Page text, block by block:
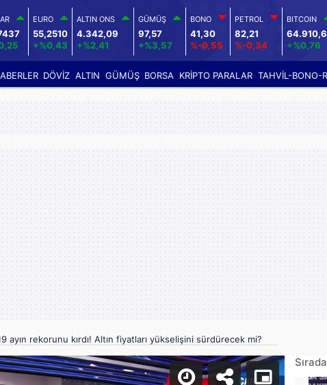
EURO
55,2510
+%0,43
ALTIN ONS
4.342,09
+%2,41
GÜMÜŞ
97,57
+%3,57
BONO
41,30
%-0,55
PETROL
82,21
%-0,34
BITCOIN
+%0,76
DÖVİZ ALTIN GÜMÜŞ BORSA KRİPTO PARALAR TAHVİL-BONO-
ayın rekorunu kırdı! Altın fiyatları yükselişini sürdürecek mi?